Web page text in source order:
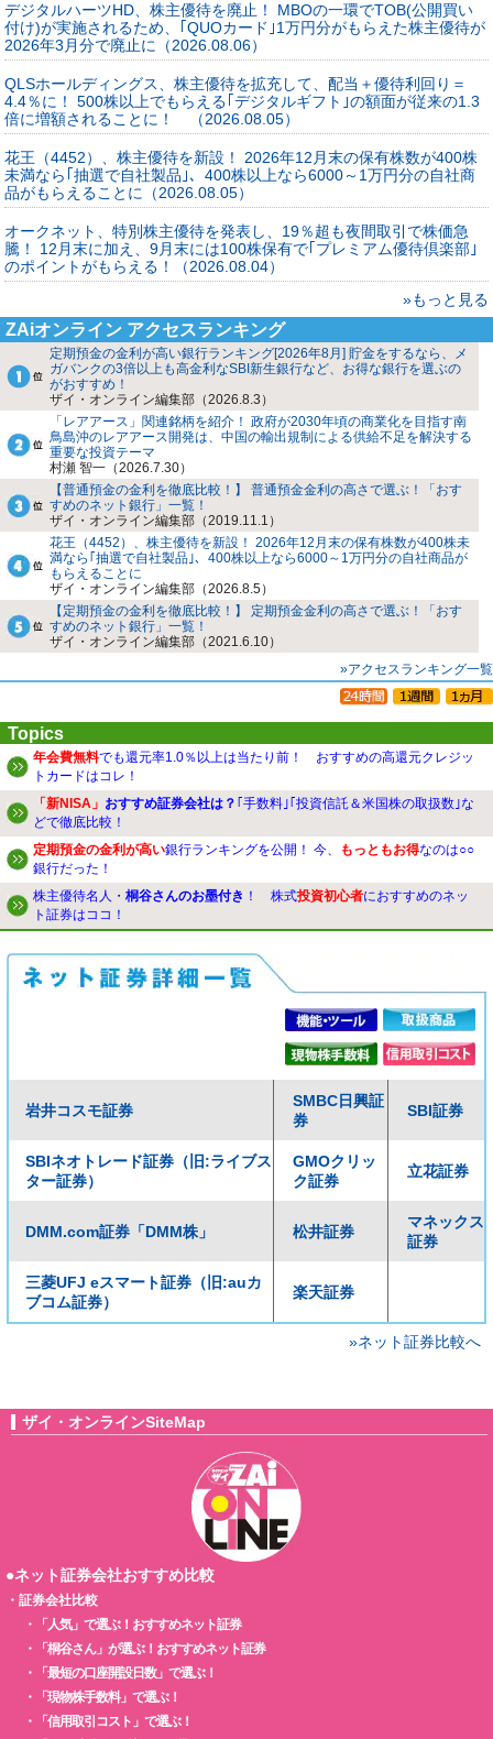
デジタルハーツHD、株主優待を廃止！ MBOの一環でTOB(公開買い
付け)が実施されるため、｢QUOカード｣1万円分がもらえた株主優待が
2026年3月分で廃止に（2026.08.06）
QLSホールディングス、株主優待を拡充して、配当＋優待利回り＝
4.4％に！ 500株以上でもらえる｢デジタルギフト｣の額面が従来の1.3
倍に増額されることに！ （2026.08.05）
花王（4452）、株主優待を新設！ 2026年12月末の保有株数が400株
未満なら｢抽選で自社製品｣、400株以上なら6000～1万円分の自社商
品がもらえることに（2026.08.05）
オークネット、特別株主優待を発表し、19％超も夜間取引で株価急
騰！ 12月末に加え、9月末には100株保有で｢プレミアム優待倶楽部｣
のポイントがもらえる！（2026.08.04）
»もっと見る
ZAiオンライン アクセスランキング
定期預金の金利が高い銀行ランキング[2026年8月] 貯金をするなら、メ
ガバンクの3倍以上も高金利なSBI新生銀行など、お得な銀行を選ぶの
がおすすめ！
ザイ・オンライン編集部（2026.8.3）
「レアアース」関連銘柄を紹介！ 政府が2030年頃の商業化を目指す南
鳥島沖のレアアース開発は、中国の輸出規制による供給不足を解決する
重要な投資テーマ
村瀬 智一（2026.7.30）
【普通預金の金利を徹底比較！】 普通預金金利の高さで選ぶ！「おす
すめのネット銀行」一覧！
ザイ・オンライン編集部（2019.11.1）
花王（4452）、株主優待を新設！ 2026年12月末の保有株数が400株未
満なら｢抽選で自社製品｣、400株以上なら6000～1万円分の自社商品が
もらえることに
ザイ・オンライン編集部（2026.8.5）
【定期預金の金利を徹底比較！】 定期預金金利の高さで選ぶ！「おす
すめのネット銀行」一覧！
ザイ・オンライン編集部（2021.6.10）
»アクセスランキング一覧
Topics
年会費無料でも還元率1.0％以上は当たり前！ おすすめの高還元クレジッ
トカードはコレ！
「新NISA」 おすすめ証券会社は？ ｢手数料｣｢投資信託＆米国株の取扱数｣な
どで徹底比較！
定期預金の金利が高い銀行ランキングを公開！ 今、 もっともお得なのは○○
銀行だった！
株主優待名人・ 桐谷さんのお墨付き ！ 株式投資初心者におすすめのネッ
ト証券はココ！
岩井コスモ証券
SMBC日興証
券
SBI証券
SBIネオトレード証券（旧:ライブス
ター証券）
GMOクリッ
ク証券
立花証券
DMM.com証券「DMM株」 松井証券
マネックス
証券
三菱UFJ eスマート証券（旧:auカ
ブコム証券）
楽天証券
»ネット証券比較へ
ザイ・オンラインSiteMap
●ネット証券会社おすすめ比較
・ 証券会社比較
・
「人気」で選ぶ！おすすめネット証券
・
「桐谷さん」が選ぶ！おすすめネット証券
・
「最短の口座開設日数」で選ぶ！
・
「現物株手数料」で選ぶ！
・
「信用取引コスト」で選ぶ！